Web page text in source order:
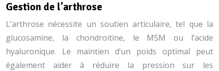
Gestion de l’arthrose
L’arthrose nécessite un soutien articulaire, tel que la
glucosamine, la chondroïtine, le MSM ou l’acide
hyaluronique. Le maintien d’un poids optimal peut
également aider à réduire la pression sur les